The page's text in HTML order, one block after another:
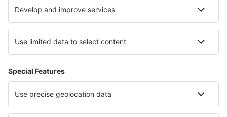
Países
Páginas web internacionales